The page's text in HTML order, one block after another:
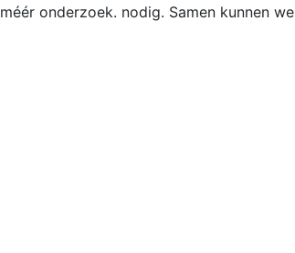
onderzoek. nodig. Samen kunnen we